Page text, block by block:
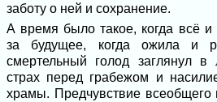
заботу о ней и сохранение.
А время было такое, когда всё и
за будущее, когда ожила и
смертельный го­лод заглянул в
страх перед грабежом и
храмы. Предчувствие всеобщего